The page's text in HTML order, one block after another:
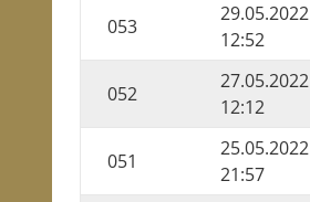
053
29.05.2022
12:52
052
27.05.2022
12:12
051
25.05.2022
21:57